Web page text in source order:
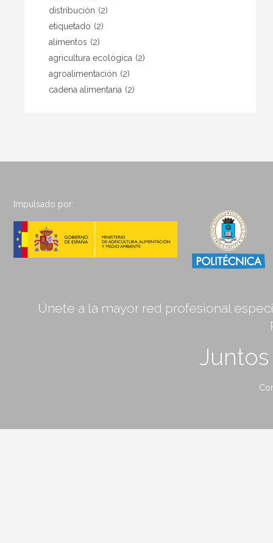
distribución (2)
etiquetado (2)
alimentos (2)
agricultura ecológica (2)
agroalimentación (2)
cadena alimentaria (2)
Impulsado por:
Únete a la mayor red profesional